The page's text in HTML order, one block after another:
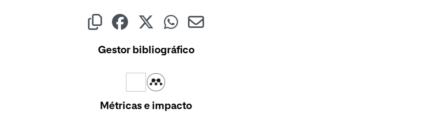
Gestor bibliográfico
Métricas e impacto